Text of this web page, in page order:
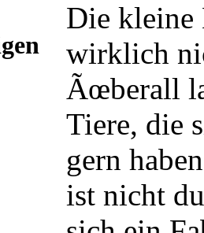
Die kleine
wirklich
Ãœberall
Tiere, die
gern
ist nicht